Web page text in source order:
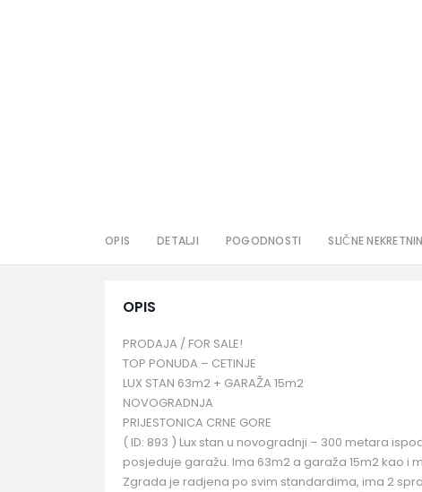
OPIS DETALJI POGODNOSTI SLIČNE
OPIS
PRODAJA / FOR SALE!
TOP PONUDA – CETINJE
LUX STAN 63m2 + GARAŽA 15m2
NOVOGRADNJA
PRIJESTONICA CRNE GORE
( ID: 893 ) Lux stan u novogradnji – 300 metara
posjeduje garažu. Ima 63m2 a garaža 15m2 kao
Zgrada je radjena po svim standardima, ima 2